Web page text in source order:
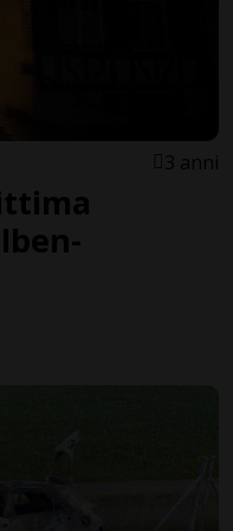
3 anni